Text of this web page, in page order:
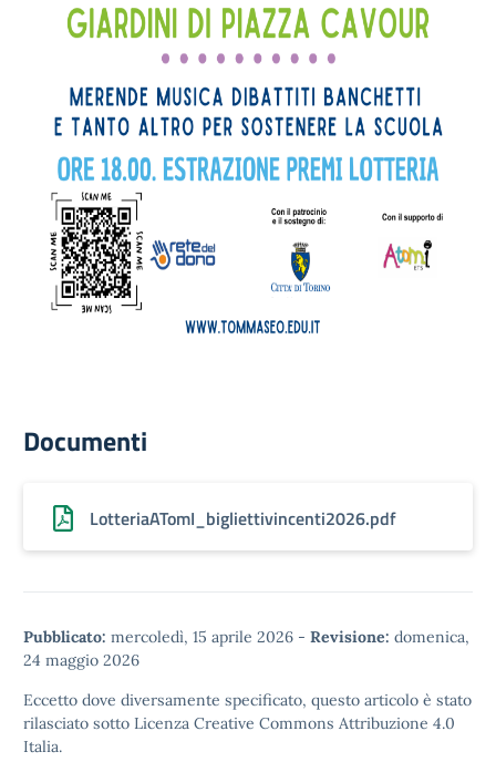
Documenti
LotteriaATomI_bigliettivincenti2026.pdf
Pubblicato: mercoledì, 15 aprile 2026 - Revisione: domenica,
24 maggio 2026
Eccetto dove diversamente specificato, questo articolo è stato
rilasciato sotto Licenza Creative Commons Attribuzione 4.0
Italia.